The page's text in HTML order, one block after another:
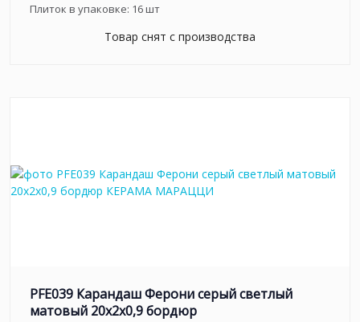
Плиток в упаковке: 16шт
Товар снят с производства
PFE039 Карандаш Ферони серый светлый
матовый 20x2x0,9 бордюр